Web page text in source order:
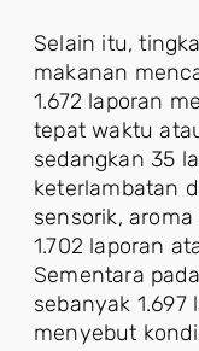
Selain itu,
makanan
1.672 laporan
tepat waktu
sedangkan 35
keterlambatan
sensorik,
1.702 laporan
Sementara
sebanyak 1.697
menyebut